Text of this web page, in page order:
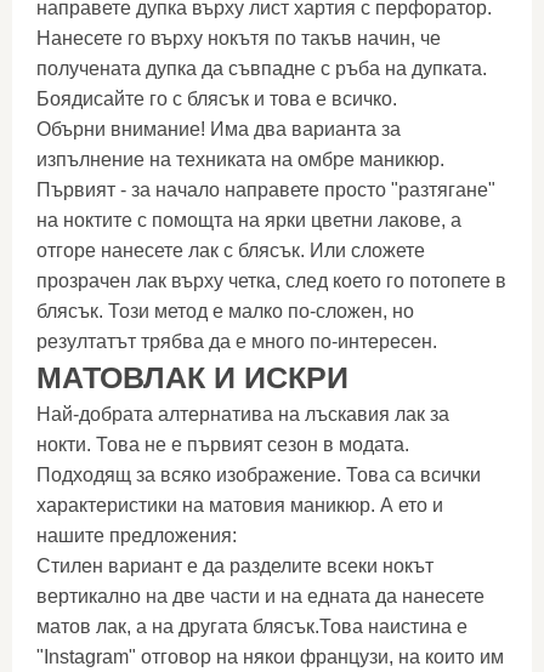
направете дупка върху лист хартия с перфоратор.
Нанесете го върху нокътя по такъв начин, че
получената дупка да съвпадне с ръба на дупката.
Боядисайте го с блясък и това е всичко.
Обърни внимание! Има два варианта за
изпълнение на техниката на омбре маникюр.
Първият - за начало направете просто "разтягане"
на ноктите с помощта на ярки цветни лакове, а
отгоре нанесете лак с блясък. Или сложете
прозрачен лак върху четка, след което го потопете в
блясък. Този метод е малко по-сложен, но
резултатът трябва да е много по-интересен.
МАТОВЛАК И ИСКРИ
Най-добрата алтернатива на лъскавия лак за
нокти. Това не е първият сезон в модата.
Подходящ за всяко изображение. Това са всички
характеристики на матовия маникюр. А ето и
нашите предложения:
Стилен вариант е да разделите всеки нокът
вертикално на две части и на едната да нанесете
матов лак, а на другата блясък.Това наистина е
"Instagram" отговор на някои французи, на които им